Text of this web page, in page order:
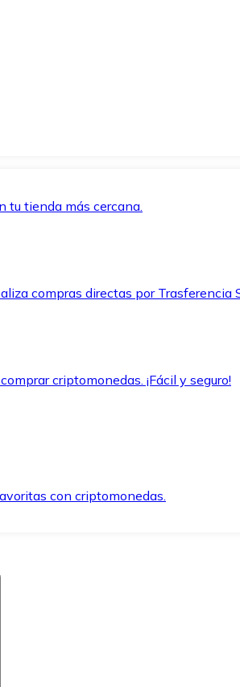
tu tienda más cercana.
compras directas por Trasferencia
criptomonedas. ¡Fácil y seguro!
con criptomonedas.
de pago.
y segura.